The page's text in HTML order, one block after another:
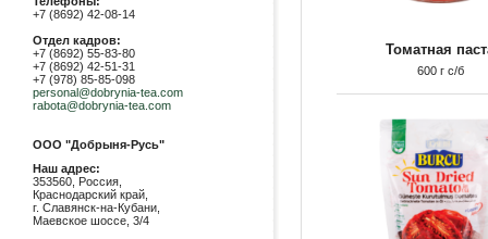
+7 (8692) 42-08-14
Отдел кадров:
+7 (8692) 55-83-80
+7 (8692) 42-51-31
+7 (978) 85-85-098
personal@dobrynia-tea.com
rabota@dobrynia-tea.com
ООО "Добрыня-Русь"
Наш адрес:
353560, Россия,
Краснодарский край,
г. Славянск-на-Кубани,
Маевское шоссе, 3/4
Томатная
600 г с/б